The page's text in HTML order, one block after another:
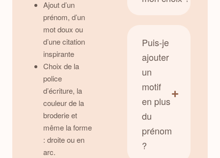
Ajout d’un
prénom, d’un
mot doux ou
d’une citation
inspirante
Choix de la
police
d’écriture, la
couleur de la
broderie et
même la forme
: droite ou en
arc.
Puis-je
ajouter
un
motif
en plus
du
prénom
?